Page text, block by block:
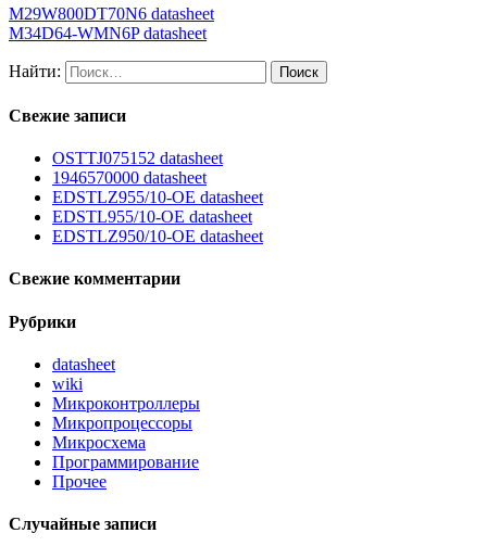
M29W800DT70N6 datasheet
M34D64-WMN6P datasheet
Найти:
Свежие записи
OSTTJ075152 datasheet
1946570000 datasheet
EDSTLZ955/10-OE datasheet
EDSTL955/10-OE datasheet
EDSTLZ950/10-OE datasheet
Свежие комментарии
Рубрики
datasheet
wiki
Микроконтроллеры
Микропроцессоры
Микросхема
Программирование
Прочее
Случайные записи